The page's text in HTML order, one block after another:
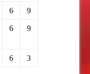
6 9
6 9
6 3